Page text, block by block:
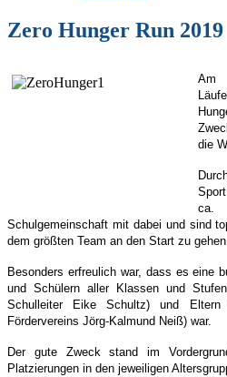
Zero Hunger Run 2019
Am
die
ca.
Schulgemeinschaft mit dabei und sind
dem größten Team an den Start zu gehen.
Besonders erfreulich war, dass es eine
und Schülern aller Klassen und
Schulleiter Eike Schultz) und
Fördervereins Jörg-Kalmund Neiß) war.
Der gute Zweck stand im
Platzierungen in den jeweiligen